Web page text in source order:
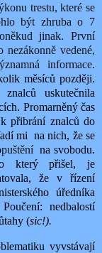
trestu, které se
být zhruba o 7
jinak. První
nezákonně vedené,
informace.
měsíců později.
uskutečnila
Promarněný čas
přibrání znalců do
mi na nich, že se
puštěnína svobodu.
o který přišel, je
že v řízení
úředníka
nedbalostí
(sic!).
vyvstávají